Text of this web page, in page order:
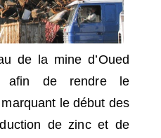
de la mine d’Oued
afin de rendre le
le début des
de zinc et de